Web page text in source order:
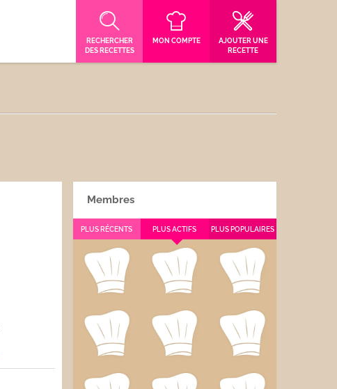
RECHERCHER
DES RECETTES
MON COMPTE
AJOUTER UNE
RECETTE
Membres
PLUS RÉCENTS PLUS ACTIFS PLUS POPULAIRES